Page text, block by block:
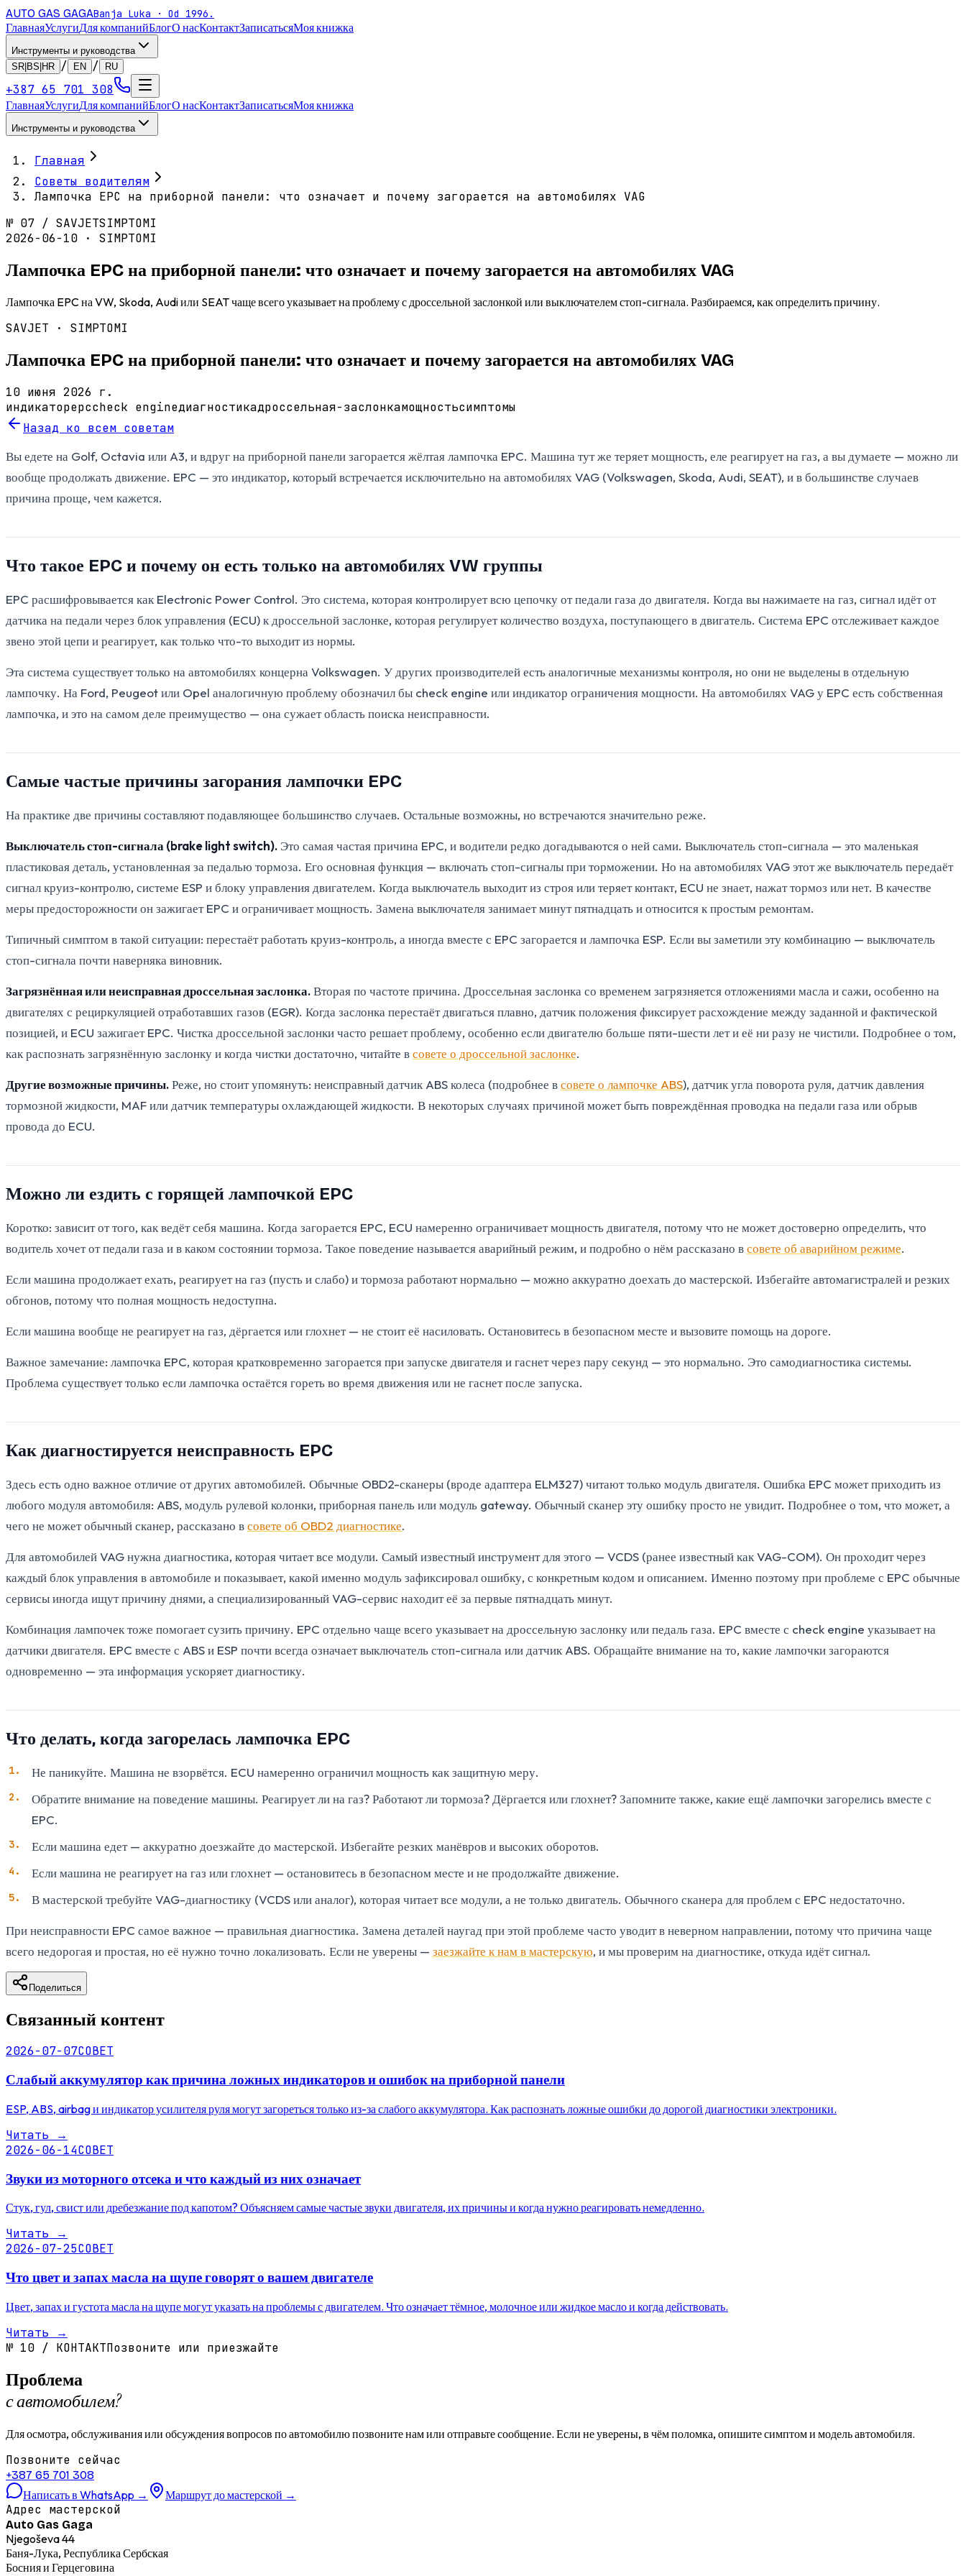
AUTO GAS GAGABanja Luka · Od 1996.
ГлавнаяУслугиДля компанийБлогО насКонтактЗаписатьсяМоя книжка
Инструменты и руководства
SR|BS|HR
/ EN / RU
+387 65 701 308
ГлавнаяУслугиДля компанийБлогО насКонтактЗаписатьсяМоя книжка
Инструменты и руководства
Главная
Советы водителям
Лампочка EPC на приборной панели: что означает и почему загорается на автомобилях VAG
№ 07 / SAVJETSIMPTOMI
2026-06-10 · SIMPTOMI
Лампочка EPC на приборной панели: что означает и почему загорается на автомобилях VAG
Лампочка EPC на VW, Skoda, Audi или SEAT чаще всего указывает на проблему с дроссельной заслонкой или выключателем стоп-сигнала. Разбираемся, как определить причину.
SAVJET · SIMPTOMI
Лампочка EPC на приборной панели: что означает и почему загорается на автомобилях VAG
10 июня 2026 г.
индикаторepccheck engineдиагностикадроссельная-заслонкамощностьсимптомы
Назад ко всем советам
Вы едете на Golf, Octavia или A3, и вдруг на приборной панели загорается жёлтая лампочка EPC. Машина тут же теряет мощность, еле реагирует на газ, а вы думаете — можно ли
вообще продолжать движение. EPC — это индикатор, который встречается исключительно на автомобилях VAG (Volkswagen, Skoda, Audi, SEAT), и в большинстве случаев
причина проще, чем кажется.
Что такое EPC и почему он есть только на автомобилях VW группы
EPC расшифровывается как Electronic Power Control. Это система, которая контролирует всю цепочку от педали газа до двигателя. Когда вы нажимаете на газ, сигнал идёт от
датчика на педали через блок управления (ECU) к дроссельной заслонке, которая регулирует количество воздуха, поступающего в двигатель. Система EPC отслеживает каждое
звено этой цепи и реагирует, как только что-то выходит из нормы.
Эта система существует только на автомобилях концерна Volkswagen. У других производителей есть аналогичные механизмы контроля, но они не выделены в отдельную
лампочку. На Ford, Peugeot или Opel аналогичную проблему обозначил бы check engine или индикатор ограничения мощности. На автомобилях VAG у EPC есть собственная
лампочка, и это на самом деле преимущество — она сужает область поиска неисправности.
Самые частые причины загорания лампочки EPC
На практике две причины составляют подавляющее большинство случаев. Остальные возможны, но встречаются значительно реже.
Выключатель стоп-сигнала (brake light switch). Это самая частая причина EPC, и водители редко догадываются о ней сами. Выключатель стоп-сигнала — это маленькая
пластиковая деталь, установленная за педалью тормоза. Его основная функция — включать стоп-сигналы при торможении. Но на автомобилях VAG этот же выключатель передаёт
сигнал круиз-контролю, системе ESP и блоку управления двигателем. Когда выключатель выходит из строя или теряет контакт, ECU не знает, нажат тормоз или нет. В качестве
меры предосторожности он зажигает EPC и ограничивает мощность. Замена выключателя занимает минут пятнадцать и относится к простым ремонтам.
Типичный симптом в такой ситуации: перестаёт работать круиз-контроль, а иногда вместе с EPC загорается и лампочка ESP. Если вы заметили эту комбинацию — выключатель
стоп-сигнала почти наверняка виновник.
Загрязнённая или неисправная дроссельная заслонка.Вторая по частоте причина. Дроссельная заслонка со временем загрязняется отложениями масла и сажи, особенно на
двигателях с рециркуляцией отработавших газов (EGR). Когда заслонка перестаёт двигаться плавно, датчик положения фиксирует расхождение между заданной и фактической
позицией, и ECU зажигает EPC. Чистка дроссельной заслонки часто решает проблему, особенно если двигателю больше пяти-шести лет и её ни разу не чистили. Подробнее о том,
как распознать загрязнённую заслонку и когда чистки достаточно, читайте всовете о дроссельной заслонке.
Другие возможные причины.Реже, но стоит упомянуть: неисправный датчик ABS колеса (подробнее всовете о лампочке ABS), датчик угла поворота руля, датчик давления
тормозной жидкости, MAF или датчик температуры охлаждающей жидкости. В некоторых случаях причиной может быть повреждённая проводка на педали газа или обрыв
провода до ECU.
Можно ли ездить с горящей лампочкой EPC
Коротко: зависит от того, как ведёт себя машина. Когда загорается EPC, ECU намеренно ограничивает мощность двигателя, потому что не может достоверно определить, что
водитель хочет от педали газа и в каком состоянии тормоза. Такое поведение называется аварийный режим, и подробно о нём рассказано всовете об аварийном режиме.
Если машина продолжает ехать, реагирует на газ (пусть и слабо) и тормоза работают нормально — можно аккуратно доехать до мастерской. Избегайте автомагистралей и резких
обгонов, потому что полная мощность недоступна.
Если машина вообще не реагирует на газ, дёргается или глохнет — не стоит её насиловать. Остановитесь в безопасном месте и вызовите помощь на дороге.
Важное замечание: лампочка EPC, которая кратковременно загорается при запуске двигателя и гаснет через пару секунд — это нормально. Это самодиагностика системы.
Проблема существует только если лампочка остаётся гореть во время движения или не гаснет после запуска.
Как диагностируется неисправность EPC
Здесь есть одно важное отличие от других автомобилей. Обычные OBD2-сканеры (вроде адаптера ELM327) читают только модуль двигателя. Ошибка EPC может приходить из
любого модуля автомобиля: ABS, модуль рулевой колонки, приборная панель или модуль gateway. Обычный сканер эту ошибку просто не увидит. Подробнее о том, что может, а
чего не может обычный сканер, рассказано всовете об OBD2 диагностике.
Для автомобилей VAG нужна диагностика, которая читает все модули. Самый известный инструмент для этого — VCDS (ранее известный как VAG-COM). Он проходит через
каждый блок управления в автомобиле и показывает, какой именно модуль зафиксировал ошибку, с конкретным кодом и описанием. Именно поэтому при проблеме с EPC обычные
сервисы иногда ищут причину днями, а специализированный VAG-сервис находит её за первые пятнадцать минут.
Комбинация лампочек тоже помогает сузить причину. EPC отдельно чаще всего указывает на дроссельную заслонку или педаль газа. EPC вместе с check engine указывает на
датчики двигателя. EPC вместе с ABS и ESP почти всегда означает выключатель стоп-сигнала или датчик ABS. Обращайте внимание на то, какие лампочки загораются
одновременно — эта информация ускоряет диагностику.
Что делать, когда загорелась лампочка EPC
Не паникуйте. Машина не взорвётся. ECU намеренно ограничил мощность как защитную меру.
Обратите внимание на поведение машины. Реагирует ли на газ? Работают ли тормоза? Дёргается или глохнет? Запомните также, какие ещё лампочки загорелись вместе с
EPC.
Если машина едет — аккуратно доезжайте до мастерской. Избегайте резких манёвров и высоких оборотов.
Если машина не реагирует на газ или глохнет — остановитесь в безопасном месте и не продолжайте движение.
В мастерской требуйте VAG-диагностику (VCDS или аналог), которая читает все модули, а не только двигатель. Обычного сканера для проблем с EPC недостаточно.
При неисправности EPC самое важное — правильная диагностика. Замена деталей наугад при этой проблеме часто уводит в неверном направлении, потому что причина чаще
всего недорогая и простая, но её нужно точно локализовать. Если не уверены — заезжайте к нам в мастерскую, и мы проверим на диагностике, откуда идёт сигнал.
Поделиться
Связанный контент
2026-07-07СОВЕТ
Слабый аккумулятор как причина ложных индикаторов и ошибок на приборной панели
ESP, ABS, airbag и индикатор усилителя руля могут загореться только из-за слабого аккумулятора. Как распознать ложные ошибки до дорогой диагностики электроники.
Читать →
2026-06-14СОВЕТ
Звуки из моторного отсека и что каждый из них означает
Стук, гул, свист или дребезжание под капотом? Объясняем самые частые звуки двигателя, их причины и когда нужно реагировать немедленно.
Читать →
2026-07-25СОВЕТ
Что цвет и запах масла на щупе говорят о вашем двигателе
Цвет, запах и густота масла на щупе могут указать на проблемы с двигателем. Что означает тёмное, молочное или жидкое масло и когда действовать.
Читать →
№ 10 / КОНТАКТПозвоните или приезжайте
Проблема
с автомобилем?
Для осмотра, обслуживания или обсуждения вопросов по автомобилю позвоните нам или отправьте сообщение. Если не уверены, в чём поломка, опишите симптом и модель автомобиля.
Позвоните сейчас
+387 65 701 308
Написать в WhatsApp → Маршрут до мастерской →
Адрес мастерской
Auto Gas Gaga
Njegoševa 44
Баня-Лука, Республика Сербская
Босния и Герцеговина